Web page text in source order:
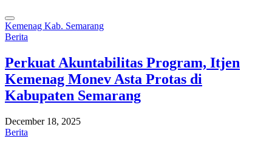
Kemenag Kab. Semarang
Berita
Perkuat Akuntabilitas Program, Itjen
Kemenag Monev Asta Protas di
Kabupaten Semarang
December 18, 2025
Berita